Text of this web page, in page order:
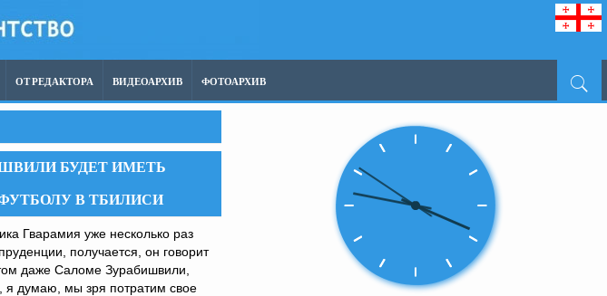
ОТ РЕДАКТОРА ВИДЕОАРХИВ ФОТОАРХИВ
БУДЕТ ИМЕТЬ
В ТБИЛИСИ
Гварамия уже несколько раз
получается, он говорит
даже Саломе Зурабишвили,
я думаю, мы зря потратим свое